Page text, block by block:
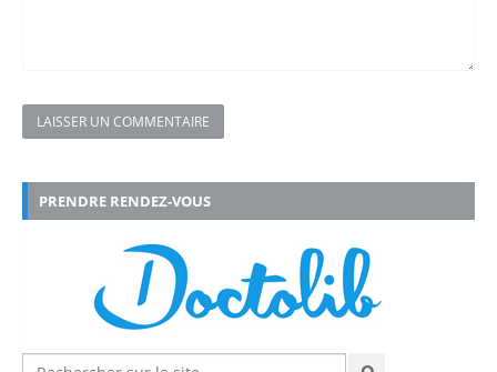
LAISSER UN COMMENTAIRE
PRENDRE RENDEZ-VOUS